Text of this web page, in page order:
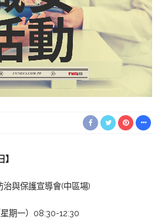
與保護宣導會(中區場)
期一）08:30-12:30